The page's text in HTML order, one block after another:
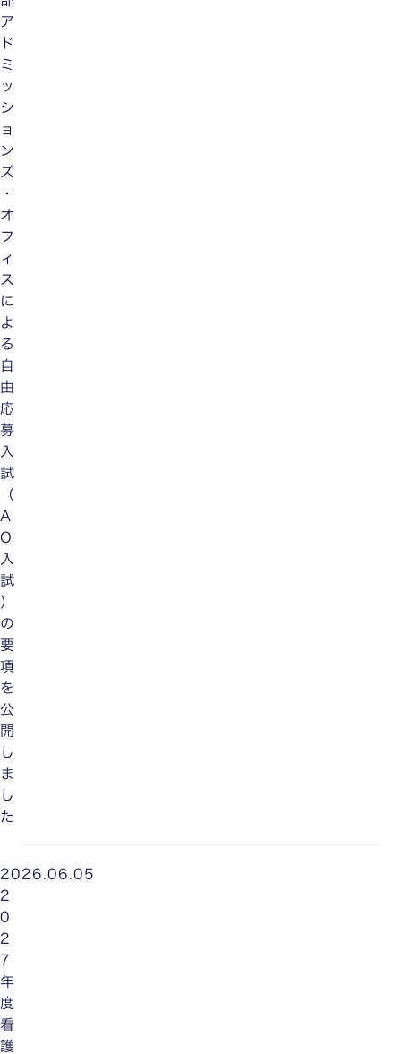
ア
ド
ミ
ッ
シ
ョ
ン
ズ
・
オ
フ
ィ
ス
に
よ
る
自
由
応
募
入
試
（
A
O
入
試
）
の
要
項
を
公
開
し
ま
し
た
2026.06.05
2
0
2
7
年
度
看
護